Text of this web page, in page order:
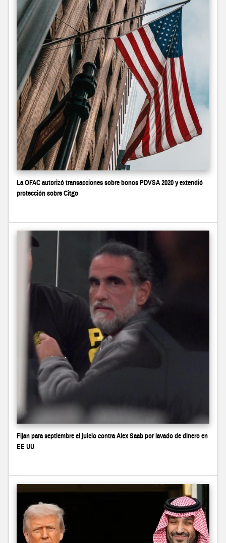
La OFAC autorizó transacciones sobre bonos PDVSA 2020 y extendió
protección sobre Citgo
Fijan para septiembre el juicio contra Alex Saab por lavado de dinero en
EE UU